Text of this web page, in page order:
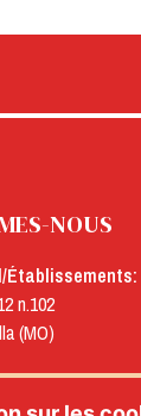
NOUS
Établissements:
n.102
(MO)
n.25